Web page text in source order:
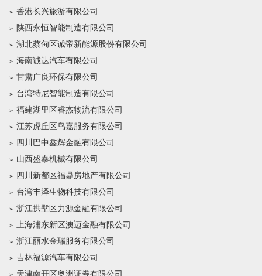
香港长兴旅游有限公司
陕西永恒智能制造有限公司
湖北蔡甸区诚帝新能源股份有限公司
海南诚达汽车有限公司
甘肃广良环保有限公司
台湾特尼智能制造有限公司
福建湖里区睿杰物流有限公司
江苏虎丘区鸟嘉服务有限公司
四川巴中鑫辉金融有限公司
山西盛泰机械有限公司
四川新都区福鼎房地产有限公司
台湾丰泽生物科技有限公司
浙江拱墅区力源金融有限公司
上海浦东新区澳迈金融有限公司
浙江丽水金瑞服务有限公司
吉林福源汽车有限公司
天津南开区奥洲证券有限公司